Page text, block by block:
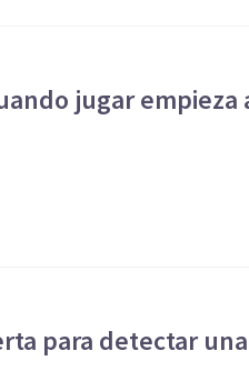
jugar empieza
para detectar una